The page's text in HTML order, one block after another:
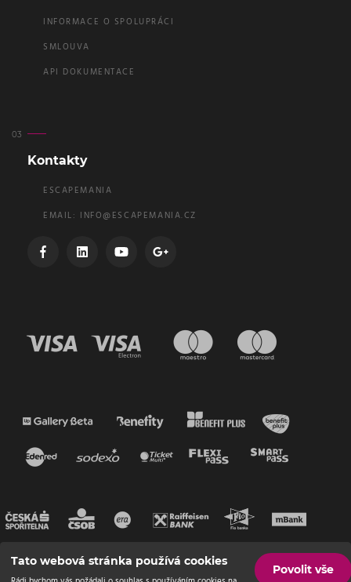
INFORMACE O SPOLUPRÁCI
SMLOUVA
API DOKUMENTACE
Kontakty
ESCAPEMANIA
EMAIL: INFO@ESCAPEMANIA.CZ
Tato webová stránka používá cookies
Povolit vše